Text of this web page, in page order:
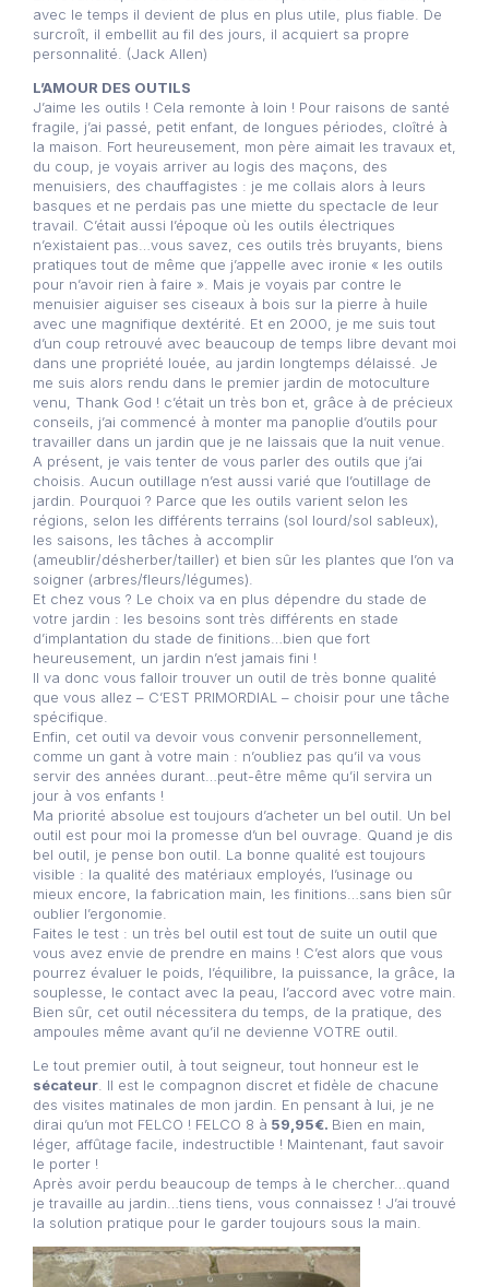
avec le temps il devient de plus en plus utile, plus fiable. De
surcroît, il embellit au fil des jours, il acquiert sa propre
personnalité. (Jack Allen)
L’AMOUR DES OUTILS
J’aime les outils ! Cela remonte à loin ! Pour raisons de santé
fragile, j’ai passé, petit enfant, de longues périodes, cloîtré à
la maison. Fort heureusement, mon père aimait les travaux et,
du coup, je voyais arriver au logis des maçons, des
menuisiers, des chauffagistes : je me collais alors à leurs
basques et ne perdais pas une miette du spectacle de leur
travail. C’était aussi l’époque où les outils électriques
n’existaient pas…vous savez, ces outils très bruyants, biens
pratiques tout de même que j’appelle avec ironie « les outils
pour n’avoir rien à faire ». Mais je voyais par contre le
menuisier aiguiser ses ciseaux à bois sur la pierre à huile
avec une magnifique dextérité. Et en 2000, je me suis tout
d’un coup retrouvé avec beaucoup de temps libre devant moi
dans une propriété louée, au jardin longtemps délaissé. Je
me suis alors rendu dans le premier jardin de motoculture
venu, Thank God ! c’était un très bon et, grâce à de précieux
conseils, j’ai commencé à monter ma panoplie d’outils pour
travailler dans un jardin que je ne laissais que la nuit venue.
A présent, je vais tenter de vous parler des outils que j’ai
choisis. Aucun outillage n’est aussi varié que l’outillage de
jardin. Pourquoi ? Parce que les outils varient selon les
régions, selon les différents terrains (sol lourd/sol sableux),
les saisons, les tâches à accomplir
(ameublir/désherber/tailler) et bien sûr les plantes que l’on va
soigner (arbres/fleurs/légumes).
Et chez vous ? Le choix va en plus dépendre du stade de
votre jardin : les besoins sont très différents en stade
d’implantation du stade de finitions…bien que fort
heureusement, un jardin n’est jamais fini !
Il va donc vous falloir trouver un outil de très bonne qualité
que vous allez – C’EST PRIMORDIAL – choisir pour une tâche
spécifique.
Enfin, cet outil va devoir vous convenir personnellement,
comme un gant à votre main : n’oubliez pas qu’il va vous
servir des années durant…peut-être même qu’il servira un
jour à vos enfants !
Ma priorité absolue est toujours d’acheter un bel outil. Un bel
outil est pour moi la promesse d’un bel ouvrage. Quand je dis
bel outil, je pense bon outil. La bonne qualité est toujours
visible : la qualité des matériaux employés, l’usinage ou
mieux encore, la fabrication main, les finitions…sans bien sûr
oublier l’ergonomie.
Faites le test : un très bel outil est tout de suite un outil que
vous avez envie de prendre en mains ! C’est alors que vous
pourrez évaluer le poids, l’équilibre, la puissance, la grâce, la
souplesse, le contact avec la peau, l’accord avec votre main.
Bien sûr, cet outil nécessitera du temps, de la pratique, des
ampoules même avant qu’il ne devienne VOTRE outil.
Le tout premier outil, à tout seigneur, tout honneur est le
sécateur . Il est le compagnon discret et fidèle de chacune
des visites matinales de mon jardin. En pensant à lui, je ne
dirai qu’un mot FELCO ! FELCO 8 à 59,95€. Bien en main,
léger, affûtage facile, indestructible ! Maintenant, faut savoir
le porter !
Après avoir perdu beaucoup de temps à le chercher…quand
je travaille au jardin…tiens tiens, vous connaissez ! J’ai trouvé
la solution pratique pour le garder toujours sous la main.